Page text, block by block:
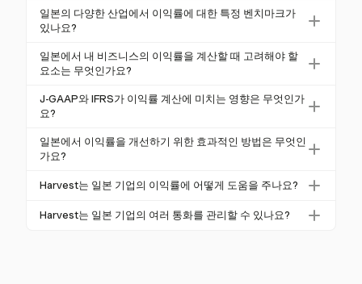
다. 총 이익률, 영업 이익률 및 순이익률을 표준 공식을
사용하여 계산하는 것으로 시작하세요. 주요 요소에는
매출, COGS 및 영업 비용이 포함됩니다.
일본의 세금 규정은 이익률에 상당한 영향을 미칩니다.
표준 법인 소득세율은 23.2%이지만, 지방세를 고려하
낮은 소득 수준에 대해 세금 감면 혜택을 받아 순이익
계산에 영향을 미칩니다.
일본의 다양한 산업에서 이익률에 대한 특정 벤치마크가
있나요?
네, 산업별 벤치마크는 매우 다양합니다. 예를 들어, 화
학 산업의 이익률은 12.8%이며, 전자상거래는 약 20%
준에 대한 성과를 평가하는 데 도움이 됩니다.
일본에서 내 비즈니스의 이익률을 계산할 때 고려해야 할
요소는 무엇인가요?
회계 기준, 세율, 산업 트렌드 및 운영 비용을 고려하세
요. 또한, 국제 무역에 관련된 경우 통화 변동도 고려해
J-GAAP와 IFRS가 이익률 계산에 미치는 영향은 무엇인가
요?
J-GAAP와 IFRS는 수익과 비용이 인식되는 방식을 영
향을 미쳐 이익 계산에 영향을 줍니다. J-GAAP의 IFRS
확한 이익률 보고에 중요합니다.
일본에서 이익률을 개선하기 위한 효과적인 방법은 무엇인
가요?
효과적인 방법으로는 비용 통제, 공급업체와의 조건 협
업의 경우 통화 위험 관리도 중요합니다.
Harvest는 일본 기업의 이익률에 어떻게 도움을 주나요?
Harvest는 시간과 비용을 효율적으로 관리하여 건강한
Harvest는 일본 기업의 여러 통화를 관리할 수 있나요?